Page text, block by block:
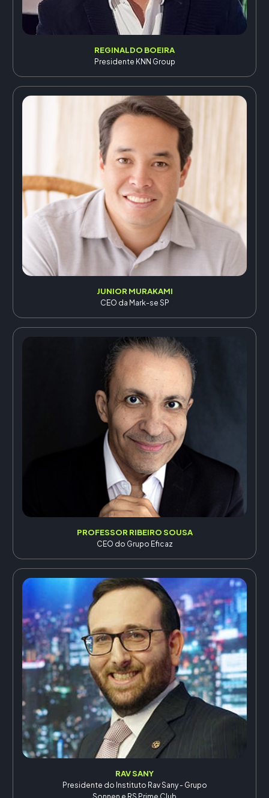
REGINALDO BOEIRA
Presidente KNN Group
JUNIOR MURAKAMI
CEO da Mark-se SP
PROFESSOR RIBEIRO SOUSA
CEO do Grupo Eficaz
RAV SANY
Presidente do Instituto Rav Sany - Grupo
Sonnen e RS Prime Club